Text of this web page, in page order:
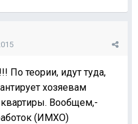
По теории, идут туда,
хозяевам
квартиры. Вообщем,-
(ИМХО)